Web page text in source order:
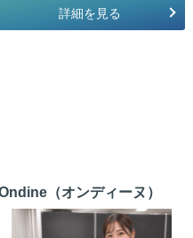
詳細を見る
（オンディーヌ）